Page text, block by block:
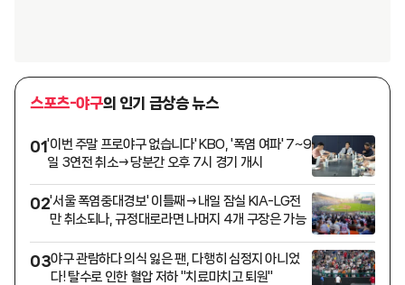
스포츠-야구의 인기 급상승 뉴스
01'이번 주말 프로야구 없습니다' KBO, '폭염 여파' 7~9
일 3연전 취소→당분간 오후 7시 경기 개시
02'서울 폭염중대경보' 이틀째→내일 잠실 KIA-LG전
만 취소되나, 규정대로라면 나머지 4개 구장은 가능
03야구 관람하다 의식 잃은 팬, 다행히 심정지 아니었
다! 탈수로 인한 혈압 저하 "치료마치고 퇴원"